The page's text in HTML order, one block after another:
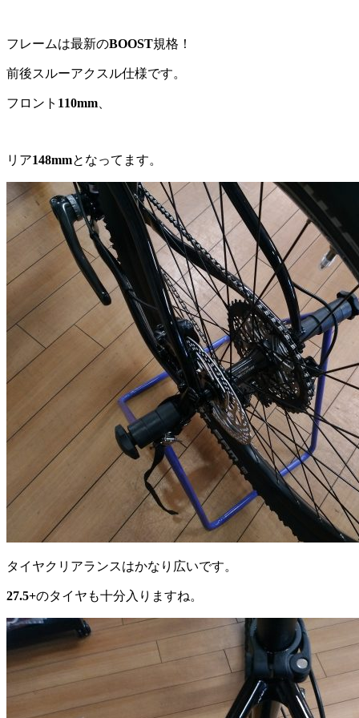
フレームは最新のBOOST規格！
前後スルーアクスル仕様です。
フロント 110mm
リア148mmとなってます。
タイヤクリアランスはかなり広いです。
27.5+のタイヤも十分入りますね。